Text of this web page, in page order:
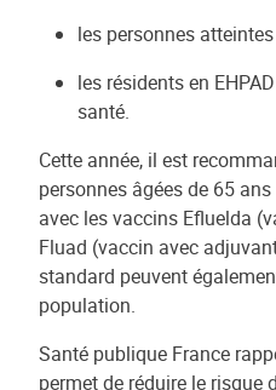
les personnes
les résidents en
santé.
Cette année, il est
personnes âgées de 65
avec les vaccins Efluelda
Fluad (vaccin avec
standard peuvent
population.
Santé publique France
permet de réduire le risque